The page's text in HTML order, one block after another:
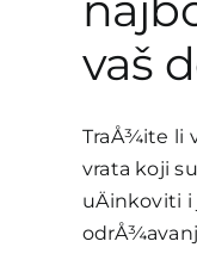
vaš
TraÅ¾ite li
vrata koji
uÄinkoviti